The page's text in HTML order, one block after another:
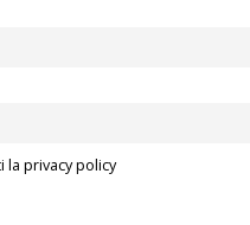
la privacy policy